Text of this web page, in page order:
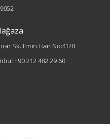
Sk. Emin Han No:41/B
+90 212 482 29 60